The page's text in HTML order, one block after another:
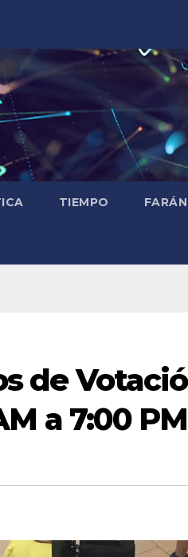
TIEMPO
de
a 7:00 PM